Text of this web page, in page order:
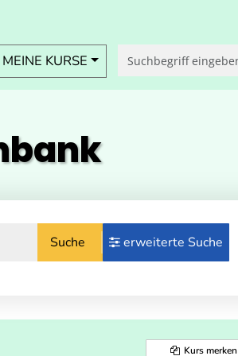
KURSE
Suche erweiterte Suche
Kurs merken